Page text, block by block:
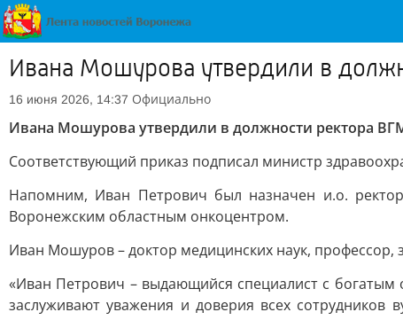
Ивана Мошурова утвердили в
16 июня 2026, 14:37 Официально
Ивана Мошурова утвердили в должности ректора
Соответствующий приказ подписал министр
Напомним, Иван Петрович был назначен и.о.
Воронежским областным онкоцентром.
Иван Мошуров – доктор медицинских наук,
«Иван Петрович – выдающийся специалист с богатым
заслуживают уважения и доверия всех сотрудников